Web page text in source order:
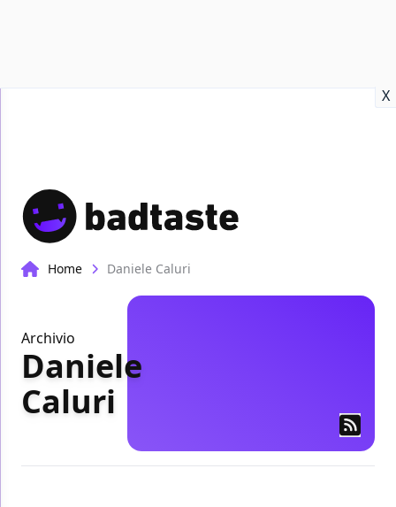
X
Home Daniele Caluri
Archivio
Daniele
Caluri